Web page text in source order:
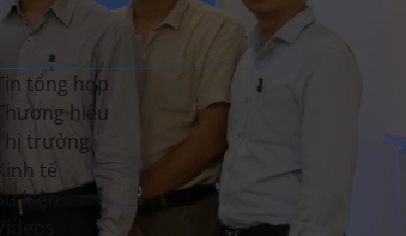
tổng hợp
hiệu
trường
tế
kiện